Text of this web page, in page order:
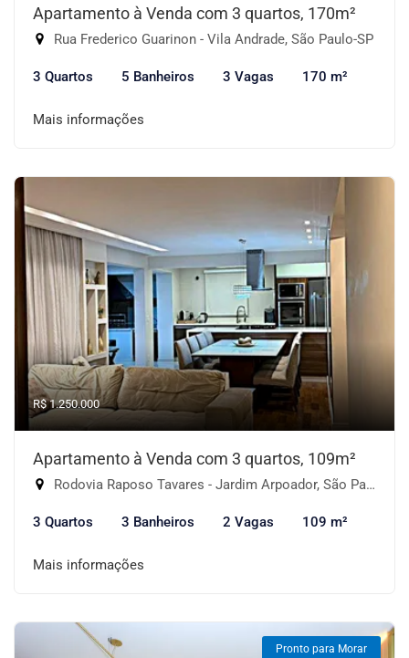
Apartamento à Venda com 3 quartos, 170m²
Rua Frederico Guarinon - Vila Andrade, São Paulo-SP
3 Quartos 5 Banheiros 3 Vagas 170 m²
Mais informações
R$ 1.250.000
Apartamento à Venda com 3 quartos, 109m²
Rodovia Raposo Tavares - Jardim Arpoador, São Paulo-SP
3 Quartos 3 Banheiros 2 Vagas 109 m²
Mais informações
Pronto para Morar